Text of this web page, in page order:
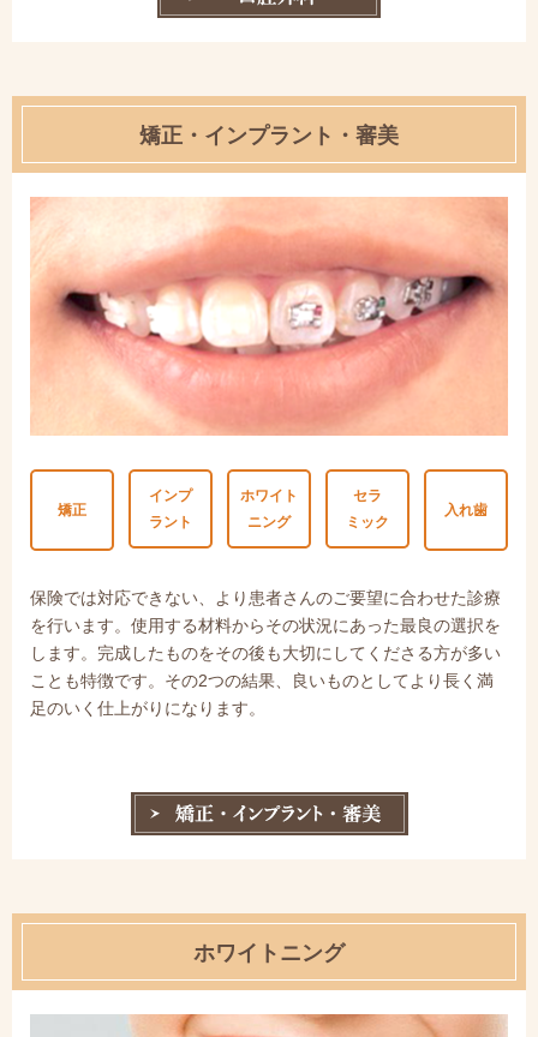
矯正・インプラント・審美
矯正
インプ
ラント
ホワイト
ニング
セラ
ミック
入れ歯
保険では対応できない、より患者さんのご要望に合わせた診療
を行います。使用する材料からその状況にあった最良の選択を
します。完成したものをその後も大切にしてくださる方が多い
ことも特徴です。その2つの結果、良いものとしてより長く満
足のいく仕上がりになります。
ホワイトニング